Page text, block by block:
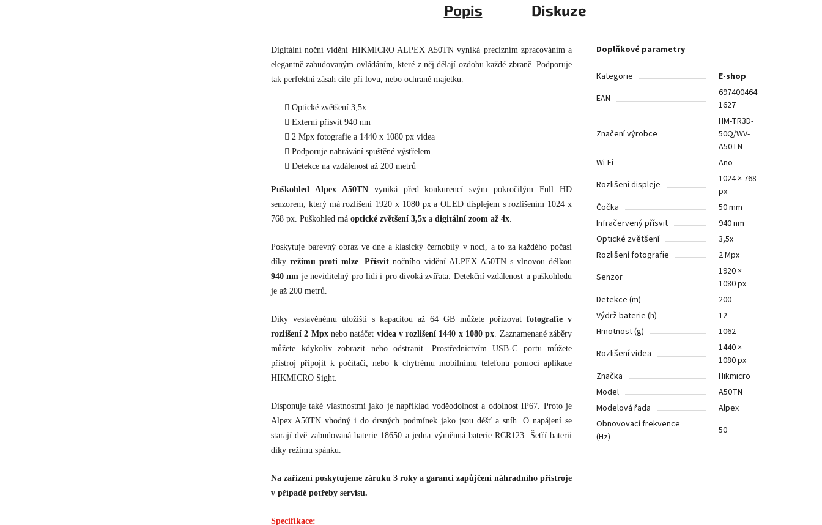
Popis Diskuze
Digitální noční vidění HIKMICRO ALPEX A50TN vyniká precizním zpracováním a
elegantně zabudovaným ovládáním, které z něj dělají ozdobu každé zbraně. Podporuje
tak perfektní zásah cíle při lovu, nebo ochraně majetku.
Optické zvětšení 3,5x
Externí přísvit 940 nm
2 Mpx fotografie a 1440 x 1080 px videa
Podporuje nahrávání spuštěné výstřelem
Detekce na vzdálenost až 200 metrů
Puškohled Alpex A50TN vyniká před konkurencí svým pokročilým Full HD
senzorem, který má rozlišení 1920 x 1080 px a OLED displejem s rozlišením 1024 x
768 px. Puškohled má optické zvětšení 3,5x a digitální zoom až 4x.
Poskytuje barevný obraz ve dne a klasický černobílý v noci, a to za každého počasí
díkyrežimu proti mlze.Přísvit nočního vidění ALPEX A50TN s vlnovou délkou
940 nm je neviditelný pro lidi i pro divoká zvířata. Detekční vzdálenost u puškohledu
je až 200 metrů.
Díky vestavěnému úložišti s kapacitou až 64 GB můžete pořizovatfotografie v
rozlišení 2 Mpxnebo natáčet videa v rozlišení 1440 x 1080 px. Zaznamenané záběry
můžete kdykoliv zobrazit nebo odstranit. Prostřednictvím USB-C portu můžete
přístroj připojit k počítači, nebo k chytrému mobilnímu telefonu pomocí aplikace
HIKMICRO Sight.
Disponuje také vlastnostmi jako je například voděodolnost a odolnost IP67. Proto je
Alpex A50TN vhodný i do drsných podmínek jako jsou déšť a sníh. O napájení se
starají dvě zabudovaná baterie 18650 a jedna výměnná baterie RCR123. Šetří baterii
díky režimu spánku.
Na zařízení poskytujeme záruku 3 roky a garanci zapůjčení náhradního přístroje
v případě potřeby servisu.
Specifikace:
Doplňkové parametry
Kategorie
E-shop
EAN
697400464
1627
Značení výrobce
HM-TR3D-
50Q/WV-
A50TN
Wi-Fi
Ano
Rozlišení displeje
1024 × 768
px
Čočka
50 mm
Infračervený přísvit
940 nm
Optické zvětšení
3,5x
Rozlišení fotografie
2 Mpx
Senzor
1920 ×
1080 px
Detekce (m)
200
Výdrž baterie (h)
12
Hmotnost (g)
1062
Rozlišení videa
1440 ×
1080 px
Značka
Hikmicro
Model
A50TN
Modelová řada
Alpex
Obnovovací frekvence
(Hz)
50